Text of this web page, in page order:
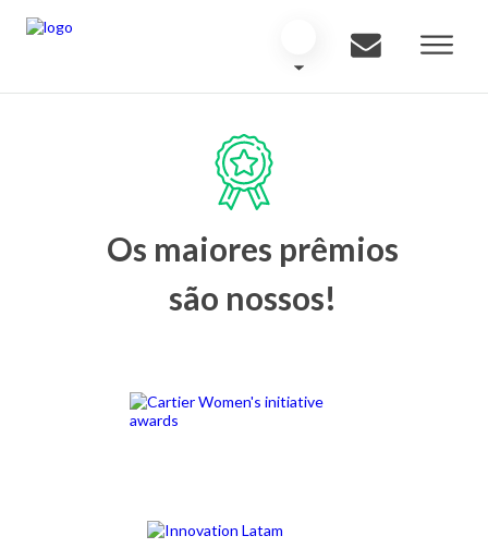
Os maiores prêmios
são nossos!